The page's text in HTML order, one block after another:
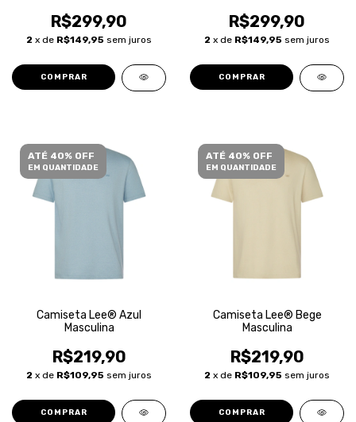
R$299,90
2 x de R$149,95 sem juros
COMPRAR
R$299,90
2 x de R$149,95 sem juros
COMPRAR
ATÉ 40% OFF
EM QUANTIDADE
Camiseta Lee® Azul
Masculina
R$219,90
2 x de R$109,95 sem juros
COMPRAR
ATÉ 40% OFF
EM QUANTIDADE
Camiseta Lee® Bege
Masculina
R$219,90
2 x de R$109,95 sem juros
COMPRAR